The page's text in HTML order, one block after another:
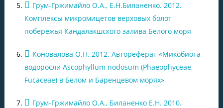
Грум-Гржимайло О.А., Е.Н.Биланенко. 2012.
Комплексы микромицетов верховых болот
побережья Кандалакшского залива Белого моря
Коновалова О.П. 2012. Автореферат «Микобиота
водоросли Ascophyllum nodosum (Phaeophyceae,
Fucaceae) в Белом и Баренцевом морях»
Грум-Гржимайло О.А., Биланенко Е.Н. 2010.